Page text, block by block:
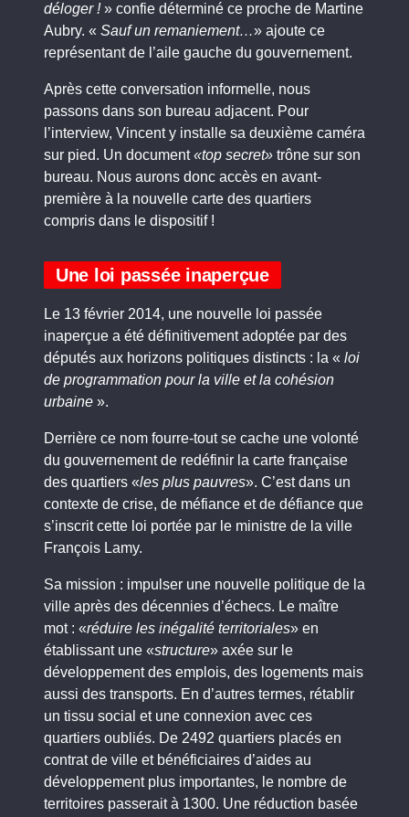
déloger !» confie déterminé ce proche de Martine
Aubry. « Sauf un remaniement…» ajoute ce
représentant de l’aile gauche du gouvernement.
Après cette conversation informelle, nous
passons dans son bureau adjacent. Pour
l’interview, Vincent y installe sa deuxième caméra
sur pied. Un document«top secret» trône sur son
bureau. Nous aurons donc accès en avant-
première à la nouvelle carte des quartiers
compris dans le dispositif !
Une loi passée inaperçue
Le 13 février 2014, une nouvelle loi passée
inaperçue a été définitivement adoptée par des
députés aux horizons politiques distincts : la « loi
de programmation pour la ville et la cohésion
urbaine ».
Derrière ce nom fourre-tout se cache une volonté
du gouvernement de redéfinir la carte française
des quartiers «les plus pauvres». C’est dans un
contexte de crise, de méfiance et de défiance que
s’inscrit cette loi portée par le ministre de la ville
François Lamy.
Sa mission : impulser une nouvelle politique de la
ville après des décennies d’échecs. Le maître
mot : «réduire les inégalité territoriales» en
établissant une «structure» axée sur le
développement des emplois, des logements mais
aussi des transports. En d’autres termes, rétablir
un tissu social et une connexion avec ces
quartiers oubliés. De 2492 quartiers placés en
contrat de ville et bénéficiaires d’aides au
développement plus importantes, le nombre de
territoires passerait à 1300. Une réduction basée